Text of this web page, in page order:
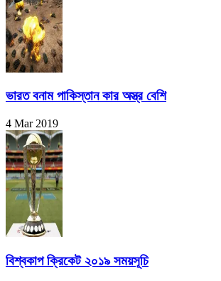
ভারত বনাম পাকিস্তান কার অস্ত্র বেশি
4 Mar 2019
বিশ্বকাপ ক্রিকেট ২০১৯ সময়সূচি